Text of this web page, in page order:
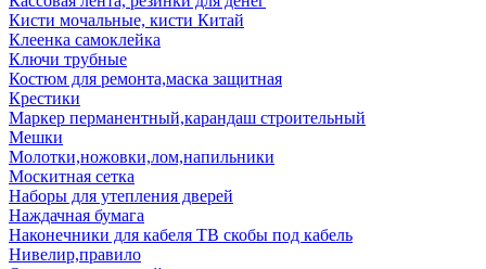
Кисти мочальные, кисти Китай
Клеенка самоклейка
Ключи трубные
Костюм для ремонта,маска защитная
Крестики
Маркер перманентный,карандаш строительный
Мешки
Молотки,ножовки,лом,напильники
Москитная сетка
Наборы для утепления дверей
Наждачная бумага
Наконечники для кабеля ТВ скобы под кабель
Нивелир,правило